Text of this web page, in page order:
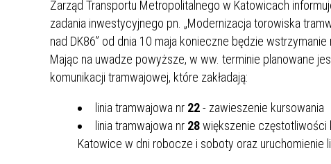
SZANSA – FORMY AKTYWNEGO
WSPARCIA OBSZARU
ZREWITALIZOWANEGO
BĘDZINA
SPORTOWCA
ALKOHOLU
W
Zarząd Transportu Metropolitalnego w Katowicach
zadania inwestycyjnego pn. „Modernizacja torowiska
nad DK86” od dnia 10 maja konieczne będzie
Mając na uwadze powyższe, w ww. terminie planowane
komunikacji tramwajowej, które zakładają:
linia tramwajowa nr 22- zawieszenie kursowania
linia tramwajowa nr 28większenie częstotliwości
Katowice w dni robocze i soboty oraz uruchomienie